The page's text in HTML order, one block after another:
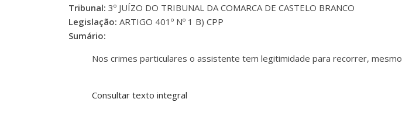
Tribunal: 3º JUÍZO DO TRIBUNAL DA COMARCA DE CASTELO BRANCO
Legislação: ARTIGO 401º Nº 1 B) CPP
Sumário:
Nos crimes particulares o assistente tem legitimidade para recorrer,
Consultar texto integral